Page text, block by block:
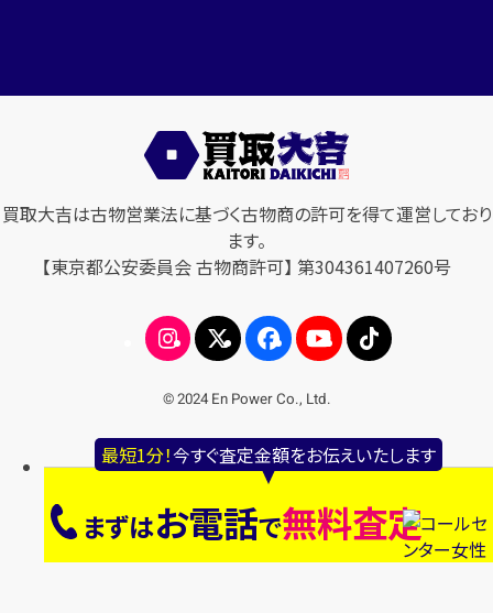
最短1分！今すぐ査定金額をお伝えいたします
まずはお電話で無料査定
買取大吉は古物営業法に基づく古物商の許可を得て運営しており
ます。
【東京都公安委員会 古物商許可】 第304361407260号
© 2024 En Power Co., Ltd.